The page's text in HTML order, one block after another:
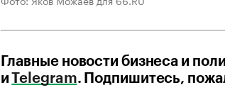
Главные новости бизнеса и
и
Telegram. Подпишитесь,